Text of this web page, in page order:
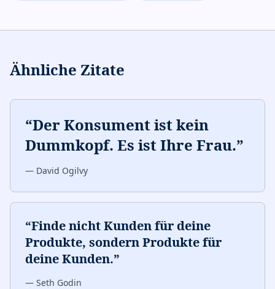
Ähnliche Zitate
“Der Konsument ist kein
Dummkopf. Es ist Ihre Frau.”
— David Ogilvy
“Finde nicht Kunden für deine
Produkte, sondern Produkte für
deine Kunden.”
— Seth Godin